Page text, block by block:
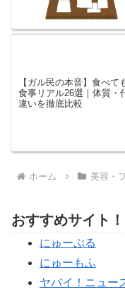
【ガル民の本音】食べて
食事リアル26選｜体質・
違いを徹底比較
ホーム 美容・
おすすめサイト！
にゅーぷる
にゅーもふ
ヤバイ！ニュー